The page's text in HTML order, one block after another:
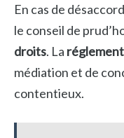
En cas de
le conseil de
droits. La
médiation et de
contentieux.